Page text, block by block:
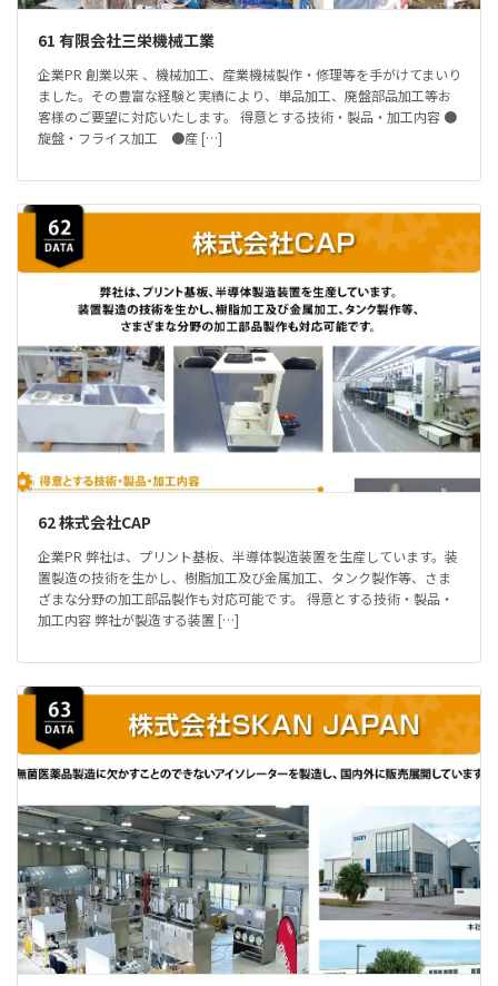
61 有限会社三栄機械工業
企業PR 創業以来 、機械加工、産業機械製作・修理等を手がけてまいり
ました。その豊富な経験と実績により、単品加工、廃盤部品加工等お
客様のご要望に対応いたします。 得意とする技術・製品・加工内容 ●
旋盤・フライス加工 ●産 […]
62 株式会社CAP
企業PR 弊社は、プリント基板、半導体製造装置を生産しています。装
置製造の技術を生かし、樹脂加工及び金属加工、タンク製作等、さま
ざまな分野の加工部品製作も対応可能です。 得意とする技術・製品・
加工内容 弊社が製造する装置 […]